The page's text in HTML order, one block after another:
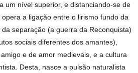
um nível superior, e distanciando-se de
a ligação entre o lirismo fundo da
separação (a guerra da Reconquista)
sociais diferentes dos amantes),
e de amor medievais, e a cultura
Desta, nasce a pulsão naturalista